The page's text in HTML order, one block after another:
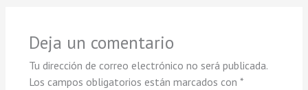
Deja un comentario
Tu dirección de correo electrónico no será publicada.
Los campos obligatorios están marcados con *